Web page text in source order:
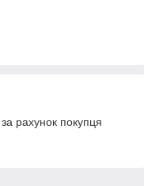
рахунок покупця